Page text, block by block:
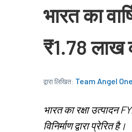
भारत का
₹1.78 लाख
द्वारा लिखित: Team Angel One
भारत का रक्षा उत्पादन
विनिर्माण द्वारा प्रेरित है।